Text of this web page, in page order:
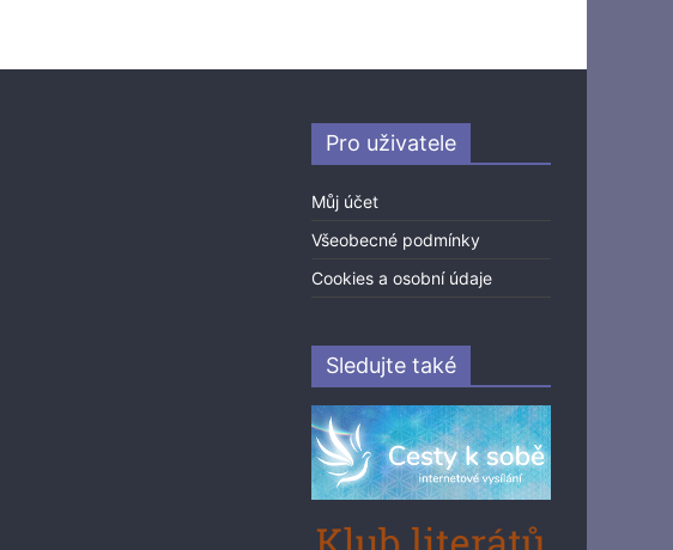
Pro uživatele
Můj účet
Všeobecné podmínky
Cookies a osobní údaje
Sledujte také